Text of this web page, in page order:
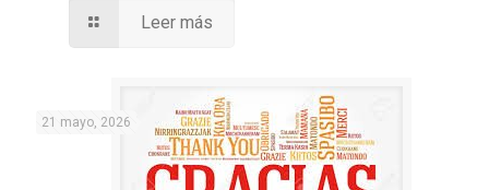
Leer más
21 mayo, 2026